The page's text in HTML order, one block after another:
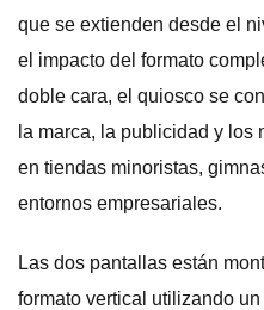
que se extienden desde el
el impacto del formato
doble cara, el quiosco se
la marca, la publicidad y los
en tiendas minoristas,
entornos empresariales.
Las dos pantallas están
formato vertical utilizando